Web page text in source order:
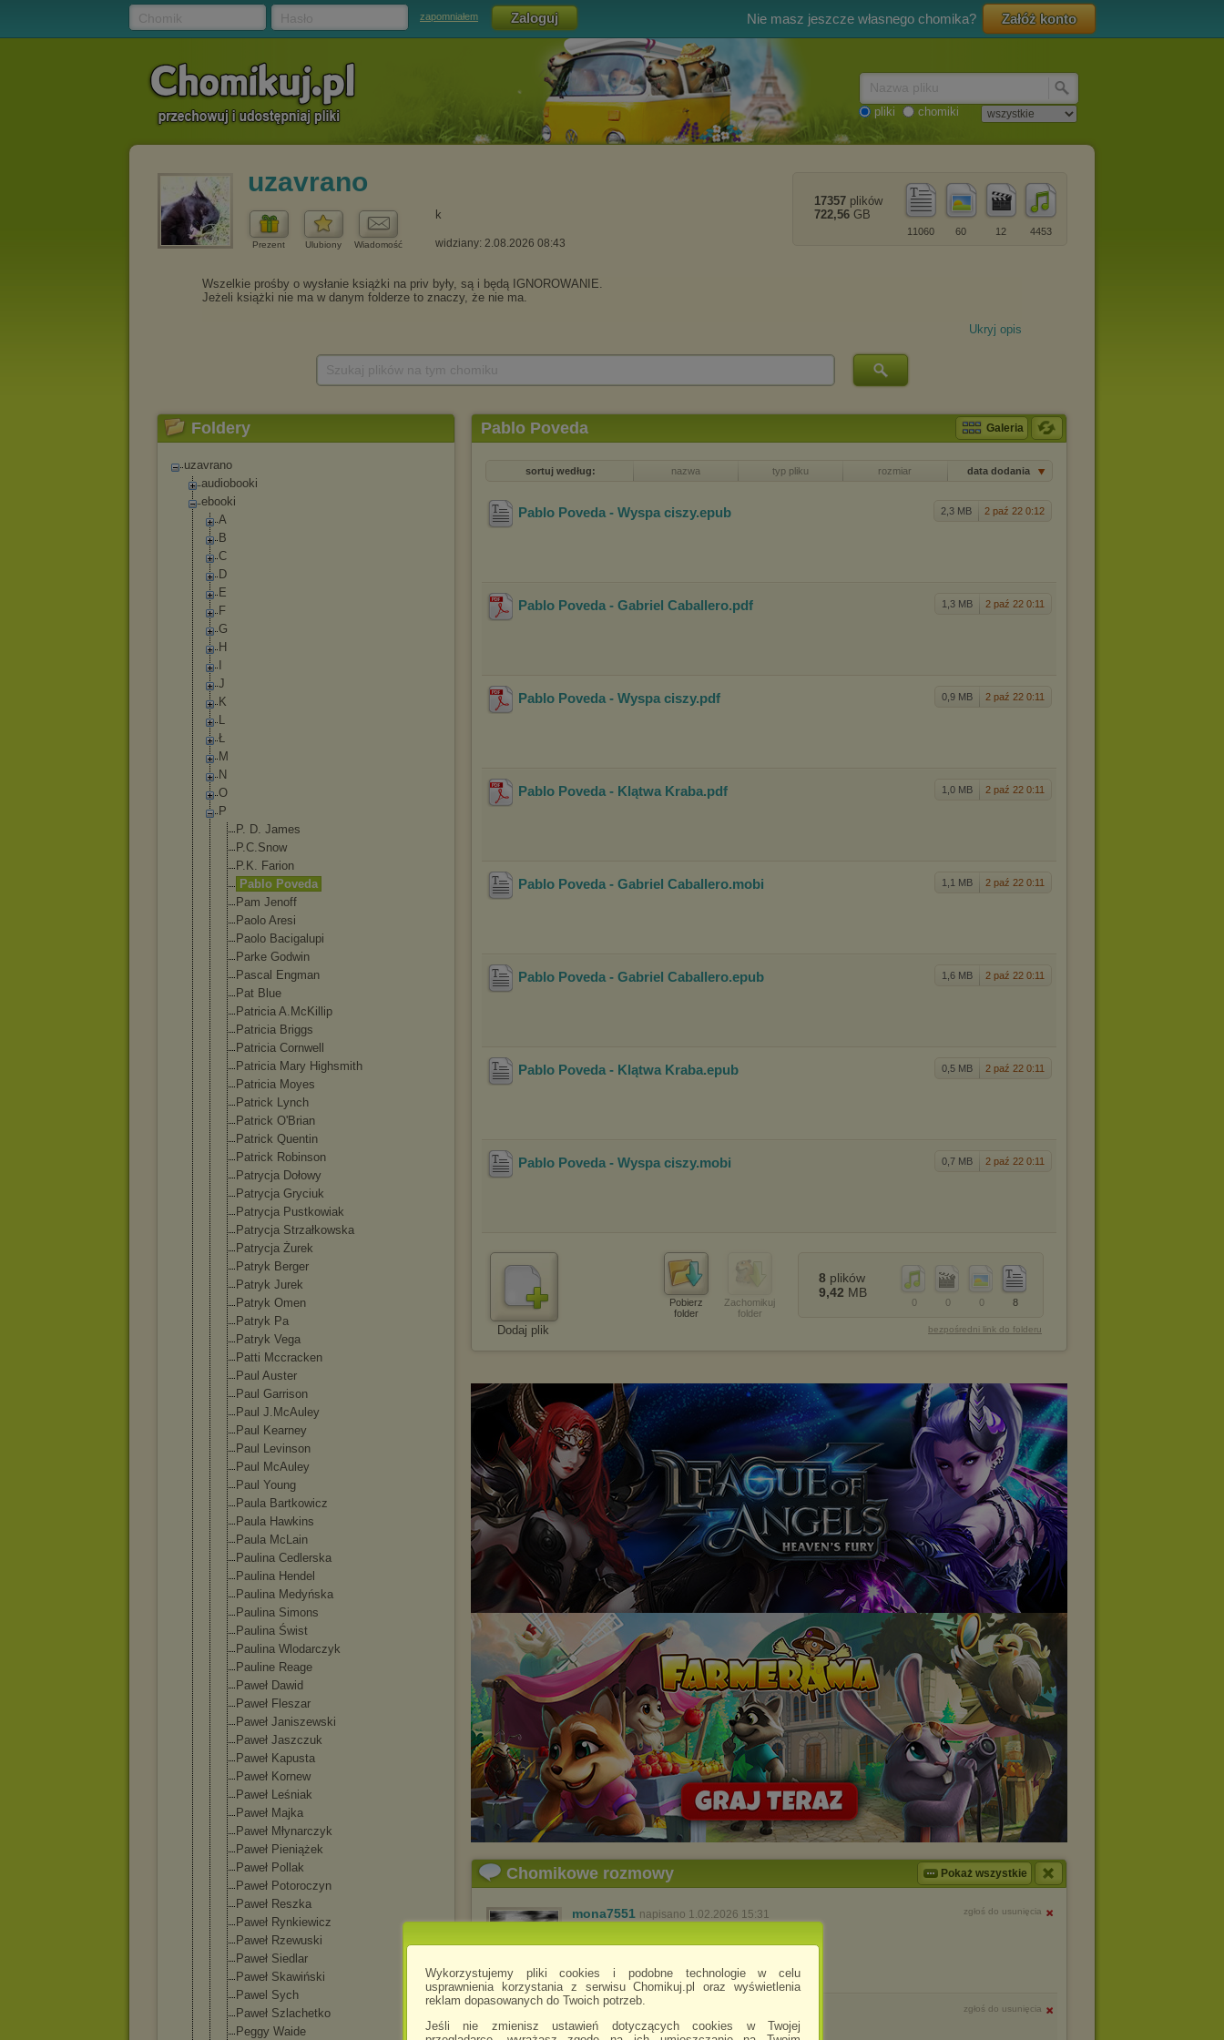
Wykorzystujemy pliki cookies i podobne technologie w celu
usprawnienia korzystania z serwisu Chomikuj.pl oraz wyświetlenia
reklam dopasowanych do Twoich potrzeb.
Jeśli nie zmienisz ustawień dotyczących cookies w Twojej
zapomniałem Nie masz jeszcze własnego chomika? Załóż konto
pliki chomiki
uzavrano
Prezent Ulubiony Wiadomość
k
widziany: 2.08.2026 08:43
4453
12
60
11060
17357 plików
722,56 GB
Ukryj opis
Foldery
uzavrano
audiobooki
ebooki
A
B
C
D
E
F
G
H
J
K
L
Ł
M
N
O
P
P. D. James
P.C.Snow
P.K. Farion
Pablo Poveda
Pam Jenoff
Paolo Aresi
Paolo Bacigalupi
Parke Godwin
Pascal Engman
Pat Blue
Patricia A.McKillip
Patricia Briggs
Patricia Cornwell
Patricia Mary Highsmith
Patricia Moyes
Patrick Lynch
Patrick O'Brian
Patrick Quentin
Patrick Robinson
Patrycja Dołowy
Patrycja Gryciuk
Patrycja Pustkowiak
Patrycja Strzałkowska
Patrycja Żurek
Patryk Berger
Patryk Jurek
Patryk Omen
Patryk Pa
Patryk Vega
Patti Mccracken
Paul Auster
Paul Garrison
Paul J.McAuley
Paul Kearney
Paul Levinson
Paul McAuley
Paul Young
Paula Bartkowicz
Paula Hawkins
Paula McLain
Paulina Cedlerska
Paulina Hendel
Paulina Medyńska
Paulina Simons
Paulina Świst
Paulina Wlodarczyk
Pauline Reage
Paweł Dawid
Paweł Fleszar
Paweł Janiszewski
Paweł Jaszczuk
Paweł Kapusta
Paweł Kornew
Paweł Leśniak
Paweł Majka
Paweł Młynarczyk
Paweł Pieniążek
Paweł Pollak
Paweł Potoroczyn
Paweł Reszka
Paweł Rynkiewicz
Paweł Rzewuski
Paweł Siedlar
Paweł Skawiński
Pawel Sych
Paweł Szlachetko
Peggy Waide
Pablo Poveda Galeria
sortuj według: nazwa typ pliku rozmiar data dodania
2,3 MB 2 paź 22 0:12
Pablo Poveda - Wyspa ciszy.epub
1,3 MB 2 paź 22 0:11
Pablo Poveda - Gabriel Caballero.pdf
0,9 MB 2 paź 22 0:11
Pablo Poveda - Wyspa ciszy.pdf
1,0 MB 2 paź 22 0:11
Pablo Poveda - Klątwa Kraba.pdf
1,1 MB 2 paź 22 0:11
Pablo Poveda - Gabriel Caballero.mobi
1,6 MB 2 paź 22 0:11
Pablo Poveda - Gabriel Caballero.epub
0,5 MB 2 paź 22 0:11
Pablo Poveda - Klątwa Kraba.epub
0,7 MB 2 paź 22 0:11
Pablo Poveda - Wyspa ciszy.mobi
Dodaj plik
Pobierz
folder
Zachomikuj
folder
8
0
0
0
8 plików
9,42 MB
bezpośredni link do folderu
Chomikowe rozmowy Pokaż wszystkie
mona7551 napisano 1.02.2026 15:31 zgłoś do usunięcia
abacus11 zgłoś do usunięcia
dziekuje